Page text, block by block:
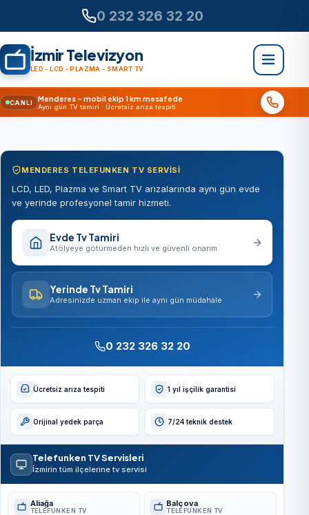
0 232 326 32 20
İzmir Televizyon
LED - LCD - PLAZMA - SMART TV
CANLI Menderes – mobil ekip 1 km mesafede
Aynı gün TV tamiri · Ücretsiz arıza tespiti
MENDERES TELEFUNKEN TV SERVISI
LCD, LED, Plazma ve Smart TV arızalarında aynı gün evde
ve yerinde profesyonel tamir hizmeti.
Evde Tv Tamiri
Atölyeye götürmeden hızlı ve güvenli onarım
Yerinde Tv Tamiri
Adresinizde uzman ekip ile aynı gün müdahale
0 232 326 32 20
Ücretsiz arıza tespiti 1 yıl işçilik garantisi
Orijinal yedek parça 7/24 teknik destek
Telefunken TV Servisleri
İzmirin tüm ilçelerine tv servisi
Aliağa
TELEFUNKEN TV
Balçova
TELEFUNKEN TV